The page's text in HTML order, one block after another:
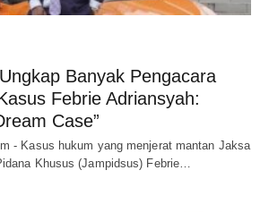
Banyak Pengacara
Febrie Adriansyah:
Case”
- Kasus hukum yang menjerat mantan Jaksa
Khusus (Jampidsus) Febrie…